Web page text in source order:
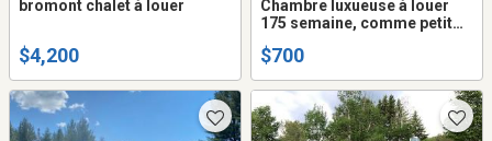
bromont chalet à louer
$4,200
Chambre luxueuse à louer
175 semaine, comme petit
$700